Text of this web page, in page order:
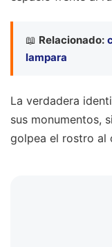
📖 Relacionado:
lampara
La verdadera
sus monumentos,
golpea el rostro al